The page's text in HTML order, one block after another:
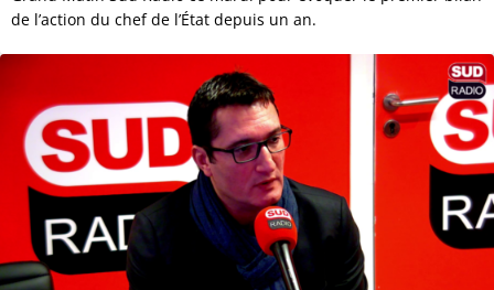
de l’action du chef de l’État depuis un an.